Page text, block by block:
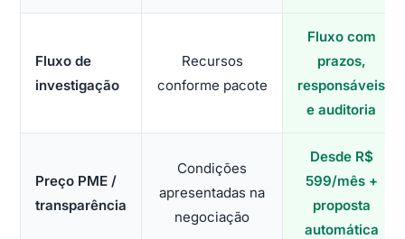
Fluxo de
investigação
Recursos
conforme pacote
Fluxo com
prazos,
responsáveis
e auditoria
Preço PME /
transparência
Condições
apresentadas na
negociação
Desde R$
599/mês +
proposta
automática